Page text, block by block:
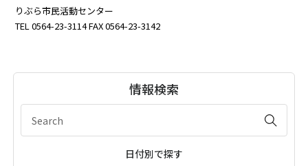
りぶら市民活動センター
TEL 0564-23-3114 FAX 0564-23-3142
情報検索
日付別で探す